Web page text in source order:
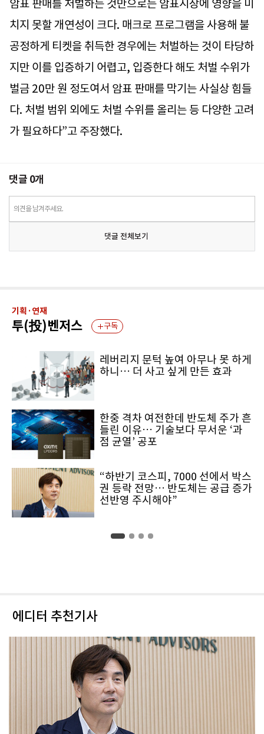
암표 판매를 처벌하는 것만으로는 암표시장에 영향을 미
치지 못할 개연성이 크다. 매크로 프로그램을 사용해 불
공정하게 티켓을 취득한 경우에는 처벌하는 것이 타당하
지만 이를 입증하기 어렵고, 입증한다 해도 처벌 수위가
벌금 20만 원 정도여서 암표 판매를 막기는 사실상 힘들
다. 처벌 범위 외에도 처벌 수위를 올리는 등 다양한 고려
가 필요하다”고 주장했다.
댓글 0개
의견을 남겨주세요.
댓글 전체보기
기획·연재
투(投)벤저스 구독
레버리지 문턱 높여 아무나 못 하게
하니… 더 사고 싶게 만든 효과
한중 격차 여전한데 반도체 주가 흔
들린 이유… 기술보다 무서운 ‘과
점 균열’ 공포
“하반기 코스피, 7000 선에서 박스
권 등락 전망… 반도체는 공급 증가
선반영 주시해야”
에디터 추천기사